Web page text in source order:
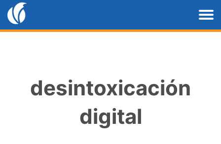
desintoxicación
digital